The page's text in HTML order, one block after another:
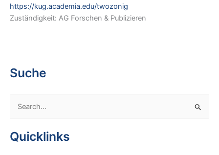
https://kug.academia.edu/twozonig
Zuständigkeit: AG Forschen & Publizieren
Suche
Quicklinks